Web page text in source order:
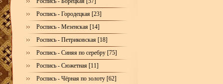
Роспись - Городецкая [23]
Роспись - Мезенская [14]
Роспись - Петриковская [18]
Роспись - Синяя по серебру [75]
Роспись - Сюжетная [11]
Роспись - Чёрная по золоту [62]